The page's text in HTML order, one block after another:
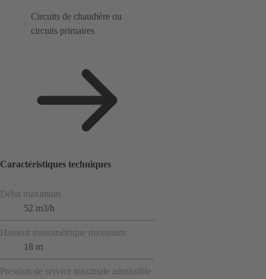
Circuits de chaudière ou
circuits primaires
Caractéristiques techniques
Débit maximum
52 m3/h
Hauteur manométrique maximum
18 m
Pression de service maximale admissible